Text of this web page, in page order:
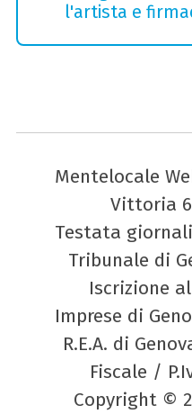
l'artista e
Mentelocale
Vittoria
Testata
Tribunale di
Iscrizione
Imprese di
R.E.A. di
Fiscale /
Copyright ©